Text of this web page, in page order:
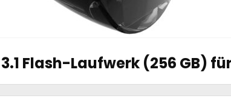
Flash-Laufwerk (256 GB)